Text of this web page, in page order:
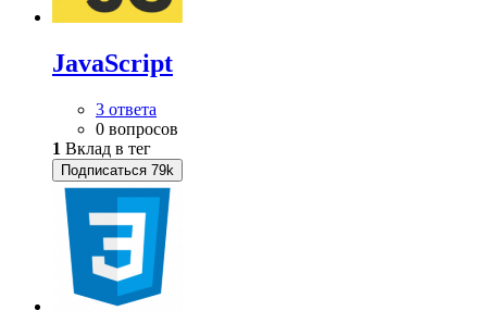
JavaScript
3 ответа
0 вопросов
1 Вклад в тег
Подписаться 79k